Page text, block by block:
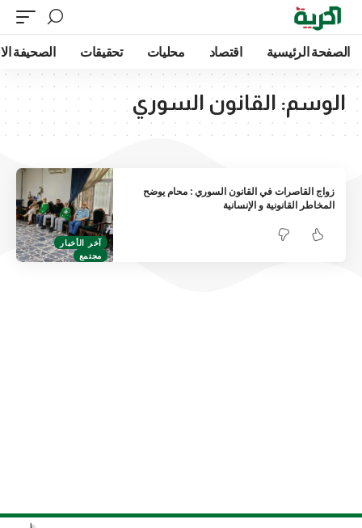
الصفحة الرئيسية اقتصاد محليات تحقيقات الصحيفة
الوسم: القانون السوري
آخر الأخبار
مجتمع
زواج القاصرات في القانون السوري : محام يوضح
المخاطر القانونية و الإنسانية